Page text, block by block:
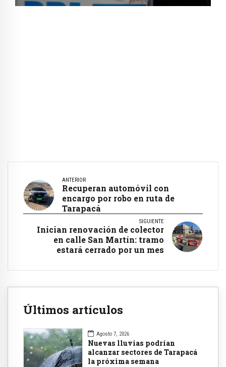
ANTERIOR
Recuperan automóvil con
encargo por robo en ruta de
Tarapacá
SIGUIENTE
Inician renovación de colector
en calle San Martín: tramo
estará cerrado por un mes
Últimos artículos
Agosto 7, 2026
Nuevas lluvias podrían
alcanzar sectores de Tarapacá
la próxima semana